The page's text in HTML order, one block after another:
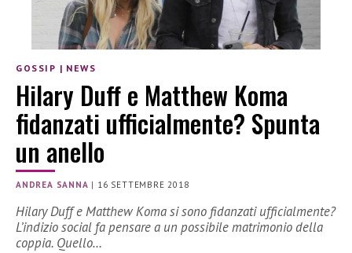
GOSSIP | NEWS
Hilary Duff e Matthew Koma
fidanzati ufficialmente? Spunta
un anello
ANDREA SANNA | 16 SETTEMBRE 2018
Hilary Duff e Matthew Koma si sono fidanzati ufficialmente?
L’indizio social fa pensare a un possibile matrimonio della
coppia. Quello…